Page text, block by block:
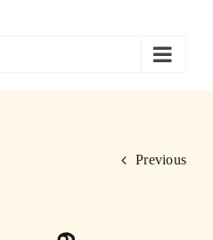
Previous